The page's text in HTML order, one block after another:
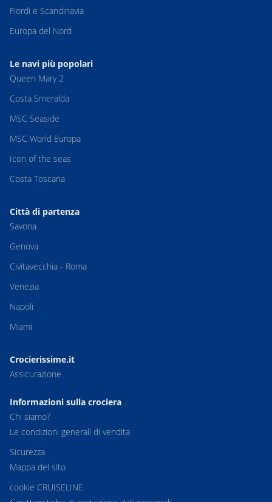
Fiordi e Scandinavia
Europa del Nord
Le navi più popolari
Queen Mary 2
Costa Smeralda
MSC Seaside
MSC World Europa
Icon of the seas
Costa Toscana
Città di partenza
Savona
Genova
Civitavecchia - Roma
Venezia
Napoli
Miami
Crocierissime.it
Assicurazione
Informazioni sulla crociera
Chi siamo?
Le condizioni generali di vendita
Sicurezza
Mappa del sito
cookie CRUISELINE